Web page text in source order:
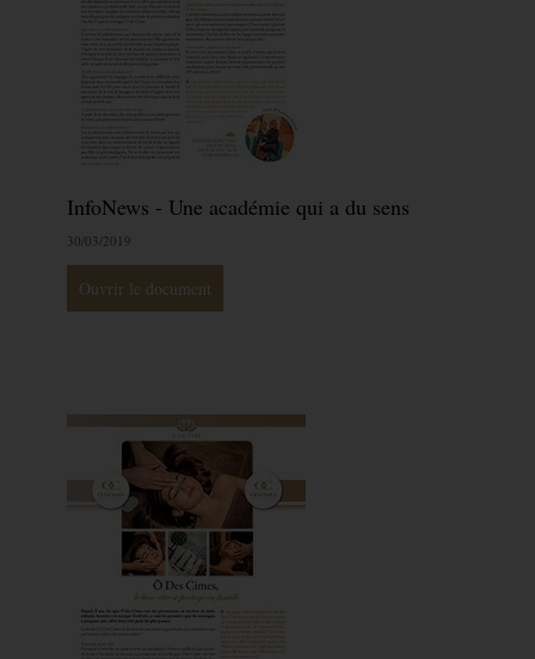
InfoNews - Une académie qui a du sens
30/03/2019
Ouvrir le document